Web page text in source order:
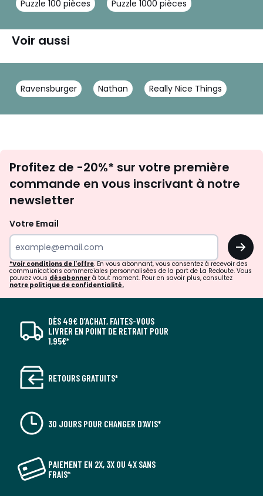
Puzzle 100 pièces Puzzle 1000 pièces
Voir aussi
Ravensburger Nathan Really Nice Things
newsletter
Profitez de -20%* sur votre première
commande en vous inscrivant à notre
newsletter
Votre Email
OK
*Voir conditions de l'offre. En vous abonnant, vous consentez à recevoir des
communications commerciales personnalisées de la part de La Redoute. Vous
pouvez vous désabonner à tout moment. Pour en savoir plus, consultez
notre politique de confidentialité.
DÈS 49€ D’ACHAT, FAITES-VOUS
LIVRER EN POINT DE RETRAIT POUR
1,95€*
RETOURS GRATUITS*
30 JOURS POUR CHANGER D'AVIS*
PAIEMENT EN 2X, 3X OU 4X SANS
FRAIS*